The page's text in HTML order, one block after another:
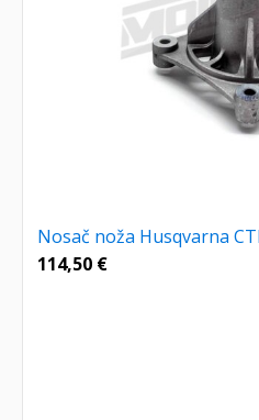
Nosač noža Husqvarna
114,50 €